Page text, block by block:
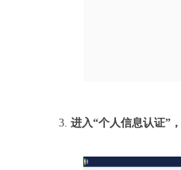
3. 进入“个人信息认证”，